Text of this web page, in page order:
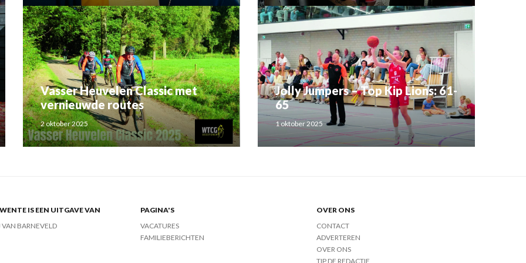
Vasser Heuvelen Classic met
vernieuwde routes
2 oktober 2025
Jolly Jumpers – Top Kip Lions: 61-
65
1 oktober 2025
IS EEN UITGAVE VAN
VAN BARNEVELD
PAGINA'S
VACATURES
FAMILIEBERICHTEN
OVER ONS
CONTACT
ADVERTEREN
OVER ONS
TIP DE REDACTIE